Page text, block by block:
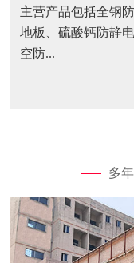
主营产品包括全钢
地板、硫酸钙防静
空防...
多